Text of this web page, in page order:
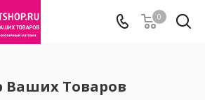
0
Ваших Товаров